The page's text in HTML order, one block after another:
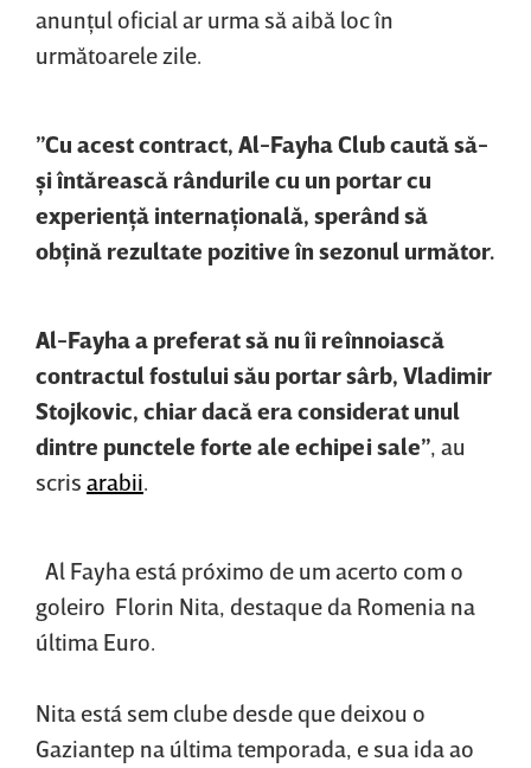
anunţul oficial ar urma să aibă loc în
următoarele zile.
”Cu acest contract, Al-Fayha Club caută să-
şi întărească rândurile cu un portar cu
experienţă internaţională, sperând să
obţină rezultate pozitive în sezonul următor.
Al-Fayha a preferat să nu îi reînnoiască
contractul fostului său portar sârb, Vladimir
Stojkovic, chiar dacă era considerat unul
dintre punctele forte ale echipei sale”, au
scris arabii.
Al Fayha está próximo de um acerto com o
goleiro Florin Nita, destaque da Romenia na
última Euro.
Nita está sem clube desde que deixou o
Gaziantep na última temporada, e sua ida ao